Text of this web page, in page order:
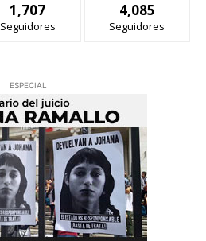
1,707
Seguidores
4,085
Seguidores
ESPECIAL